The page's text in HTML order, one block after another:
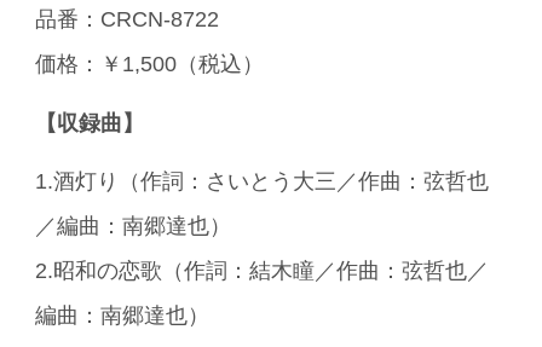
品番：CRCN-8722
価格：￥1,500（税込）
【収録曲】
1.酒灯り（作詞：さいとう大三／作曲：弦哲也
／編曲：南郷達也）
2.昭和の恋歌（作詞：結木瞳／作曲：弦哲也／
編曲：南郷達也）